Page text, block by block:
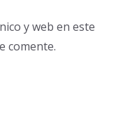
y web en este
comente.